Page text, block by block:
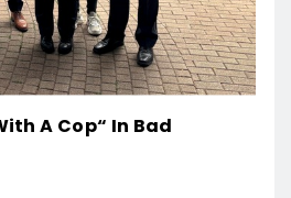
A Cop“ In Bad